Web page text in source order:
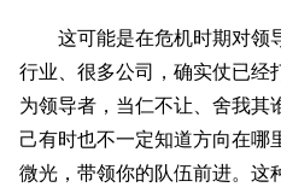
这可能是在危机时期对领
行业、很多公司，确实仗已经
为领导者，当仁不让、舍我其
己有时也不一定知道方向在哪
微光，带领你的队伍前进。这